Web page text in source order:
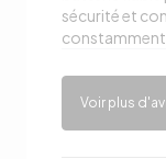
sécurité et
constamment.
Voir plus